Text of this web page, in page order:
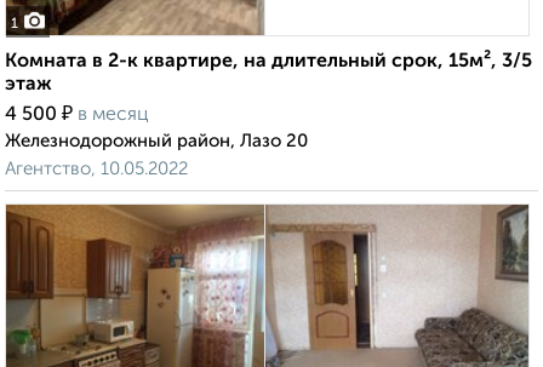
1
Комната в 2-к квартире, на длительный срок, 15м², 3/5
этаж
4 500 ₽ в месяц
Железнодорожный район, Лазо 20
Агентство, 10.05.2022